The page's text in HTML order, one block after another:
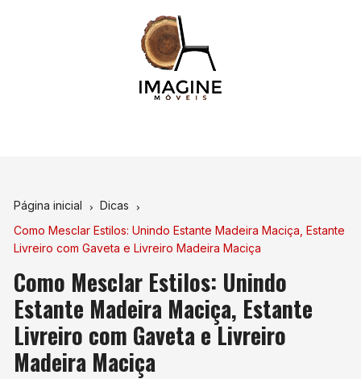
Página inicial
Dicas
Como Mesclar Estilos: Unindo Estante Madeira Maciça, Estante
Livreiro com Gaveta e Livreiro Madeira Maciça
Como Mesclar Estilos: Unindo
Estante Madeira Maciça, Estante
Livreiro com Gaveta e Livreiro
Madeira Maciça